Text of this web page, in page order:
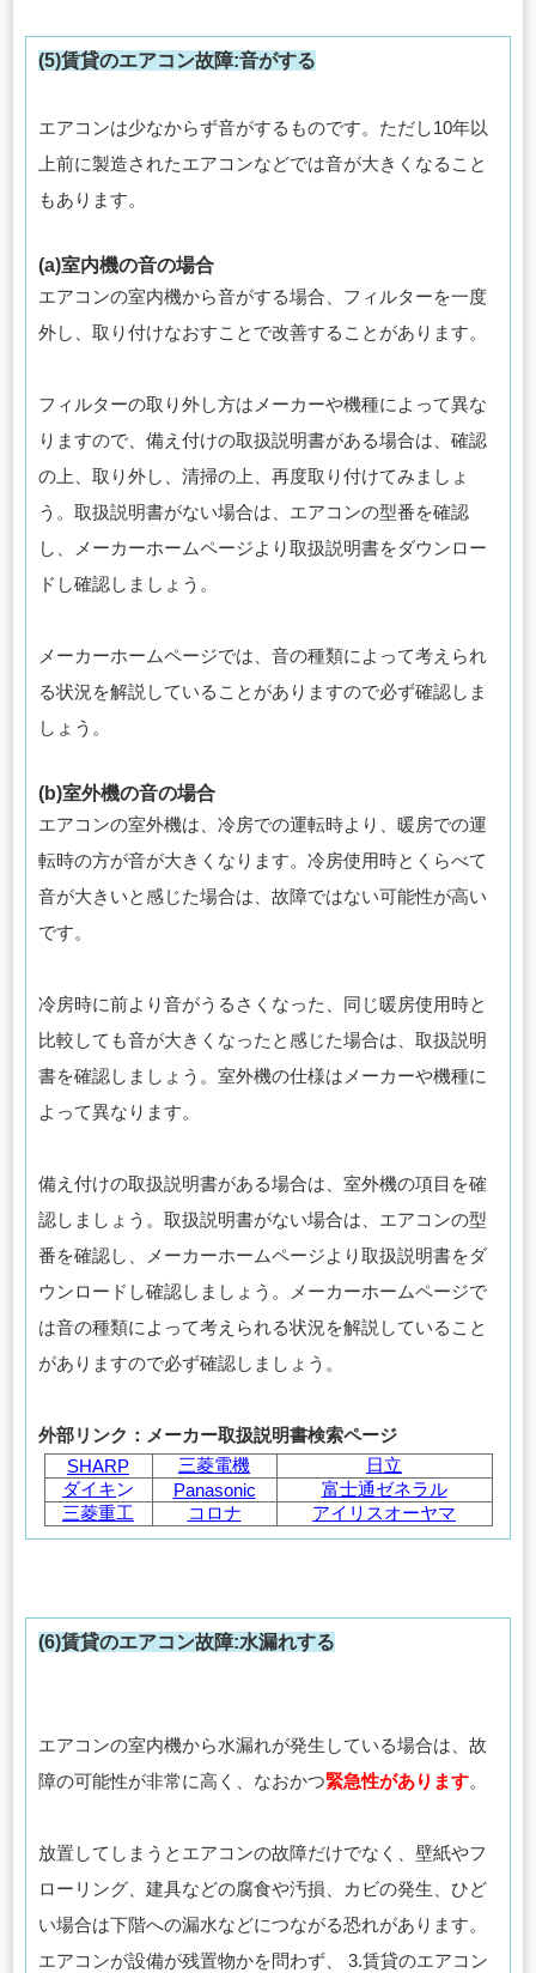
(5)賃貸のエアコン故障:音がする
エアコンは少なからず音がするものです。ただし10年以
上前に製造されたエアコンなどでは音が大きくなること
もあります。
(a)室内機の音の場合
エアコンの室内機から音がする場合、フィルターを一度
外し、取り付けなおすことで改善することがあります。
フィルターの取り外し方はメーカーや機種によって異な
りますので、備え付けの取扱説明書がある場合は、確認
の上、取り外し、清掃の上、再度取り付けてみましょ
う。取扱説明書がない場合は、エアコンの型番を確認
し、メーカーホームページより取扱説明書をダウンロー
ドし確認しましょう。
メーカーホームページでは、音の種類によって考えられ
る状況を解説していることがありますので必ず確認しま
しょう。
(b)室外機の音の場合
エアコンの室外機は、冷房での運転時より、暖房での運
転時の方が音が大きくなります。冷房使用時とくらべて
音が大きいと感じた場合は、故障ではない可能性が高い
です。
冷房時に前より音がうるさくなった、同じ暖房使用時と
比較しても音が大きくなったと感じた場合は、取扱説明
書を確認しましょう。室外機の仕様はメーカーや機種に
よって異なります。
備え付けの取扱説明書がある場合は、室外機の項目を確
認しましょう。取扱説明書がない場合は、エアコンの型
番を確認し、メーカーホームページより取扱説明書をダ
ウンロードし確認しましょう。メーカーホームページで
は音の種類によって考えられる状況を解説していること
がありますので必ず確認しましょう。
外部リンク：メーカー取扱説明書検索ページ
SHARP
三菱電機
日立
ダイキン Panasonic
富士通ゼネラル
三菱重工
コロナ アイリスオーヤマ
(6)賃貸のエアコン故障:水漏れする
エアコンの室内機から水漏れが発生している場合は、故
障の可能性が非常に高く、なおかつ緊急性があります。
放置してしまうとエアコンの故障だけでなく、壁紙やフ
ローリング、建具などの腐食や汚損、カビの発生、ひど
い場合は下階への漏水などにつながる恐れがあります。
エアコンが設備が残置物かを問わず、 3.賃貸のエアコン